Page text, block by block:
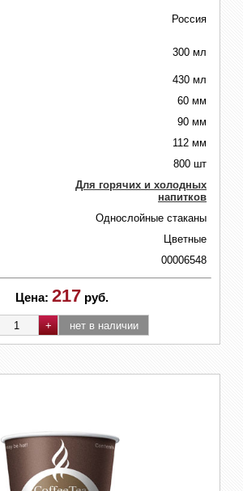
Россия
300 мл
430 мл
60 мм
90 мм
112 мм
800 шт
Для горячих и холодных
напитков
Однослойные стаканы
Цветные
00006548
Цена: 217 руб.